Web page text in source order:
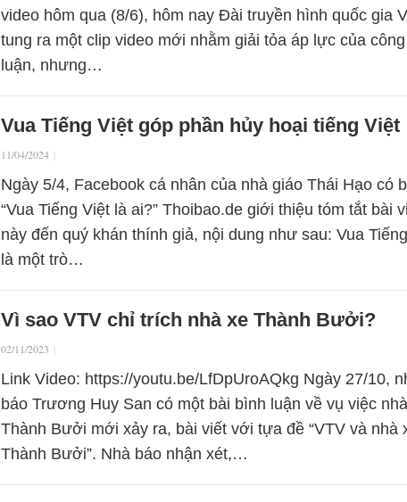
video hôm qua (8/6), hôm nay Đài truyền hình quốc gia
tung ra một clip video mới nhằm giải tỏa áp lực của công
luận, nhưng…
Vua Tiếng Việt góp phần hủy hoại tiếng Việt
11/04/2024 |
Ngày 5/4, Facebook cá nhân của nhà giáo Thái Hạo có
“Vua Tiếng Việt là ai?” Thoibao.de giới thiệu tóm tắt bài
này đến quý khán thính giả, nội dung như sau: Vua
là một trò…
Vì sao VTV chỉ trích nhà xe Thành Bưởi?
02/11/2023 |
Link Video: https://youtu.be/LfDpUroAQkg Ngày 27/10,
báo Trương Huy San có một bài bình luận về vụ việc
Thành Bưởi mới xảy ra, bài viết với tựa đề “VTV và nhà
Thành Bưởi”. Nhà báo nhận xét,…